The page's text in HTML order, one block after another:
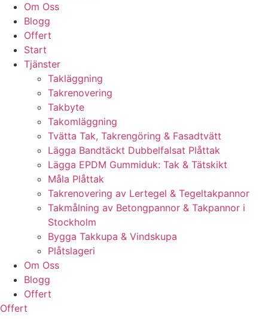
Om Oss
Blogg
Offert
Start
Tjänster
Takläggning
Takrenovering
Takbyte
Takomläggning
Tvätta Tak, Takrengöring & Fasadtvätt
Lägga Bandtäckt Dubbelfalsat Plåttak
Lägga EPDM Gummiduk: Tak & Tätskikt
Måla Plåttak
Takrenovering av Lertegel & Tegeltakpannor
Takmålning av Betongpannor & Takpannor i
Stockholm
Bygga Takkupa & Vindskupa
Plåtslageri
Om Oss
Blogg
Offert
Offert